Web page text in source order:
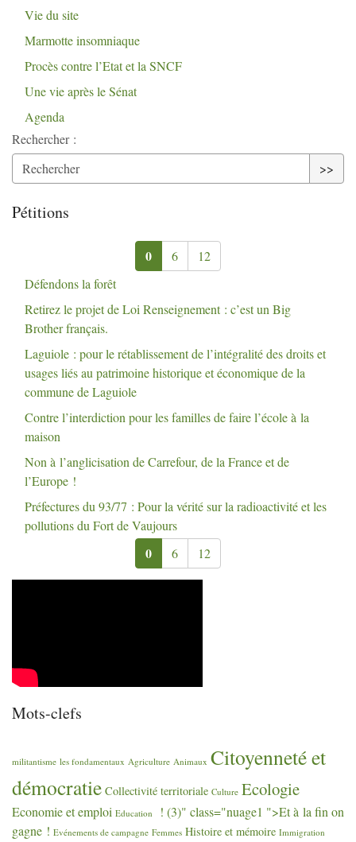
Vie du site
Marmotte insomniaque
Procès contre l’Etat et la SNCF
Une vie après le Sénat
Agenda
Rechercher :
>>
Pétitions
0 6
12
Défendons la forêt
Retirez le projet de Loi Renseignement : c’est un Big
Brother français.
Laguiole : pour le rétablissement de l’intégralité des droits et
usages liés au patrimoine historique et économique de la
commune de Laguiole
Contre l’interdiction pour les familles de faire l’école à la
maison
Non à l’anglicisation de Carrefour, de la France et de
l’Europe !
Préfectures du 93/77 : Pour la vérité sur la radioactivité et les
pollutions du Fort de Vaujours
0 6 12
Mots-clefs
militantisme les fondamentaux Agriculture Animaux Citoyenneté et
démocratie Collectivité territoriale Culture Ecologie
Economie et emploi Education
! (3)" class="nuage1 ">Et à la fin on
gagne ! Evénements de campagne Femmes Histoire et mémoire Immigration